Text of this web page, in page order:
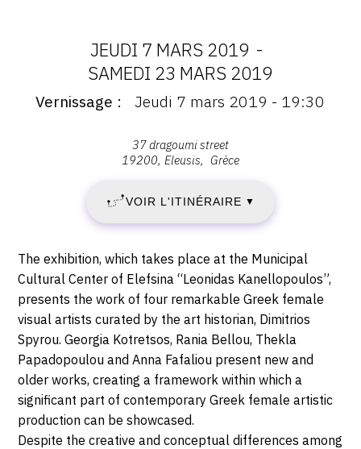
DATES
:
JEUDI
MARS
2019
-
SAMEDI
23
MARS
2019
JEUDI 7 MARS 2019 -
SAMEDI 23 MARS 2019
Vernissage
19:30
Vernissage Jeudi 7 mars 2019 - 19:30
19200
Eleusis
37 dragoumi street
19200 Eleusis Grèce
VOIR L'ITINÉRAIRE ▼
Description,
horaires...
The exhibition, which takes place at the Municipal
Cultural Center of Elefsina “Leonidas Kanellopoulos”,
presents the work of four remarkable Greek female
visual artists curated by the art historian, Dimitrios
Spyrou. Georgia Kotretsos, Rania Bellou, Thekla
Papadopoulou and Anna Fafaliou present new and
older works, creating a framework within which a
significant part of contemporary Greek female artistic
production can be showcased.
Despite the creative and conceptual differences among